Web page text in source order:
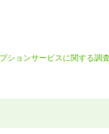
ションサービスに関する調